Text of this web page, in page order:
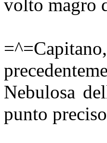
volto magro
Nebulosa
punto